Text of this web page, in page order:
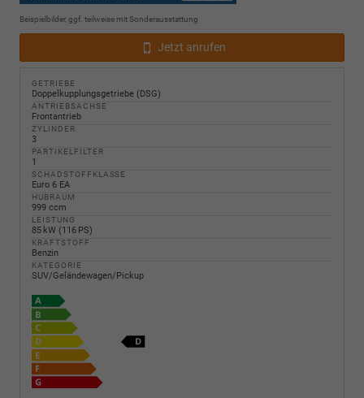
Beispielbilder, ggf. teilweise mit Sonderausstattung
Jetzt anrufen
GETRIEBE
Doppelkupplungsgetriebe (DSG)
ANTRIEBSACHSE
Frontantrieb
ZYLINDER
3
PARTIKELFILTER
1
SCHADSTOFFKLASSE
Euro 6 EA
HUBRAUM
999 ccm
LEISTUNG
85 kW (116 PS)
KRAFTSTOFF
Benzin
KATEGORIE
SUV/Geländewagen/Pickup